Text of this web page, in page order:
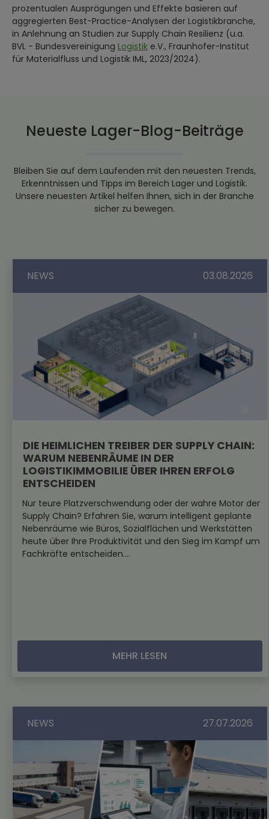
prozentualen Ausprägungen und Effekte basieren auf
aggregierten Best-Practice-Analysen der Logistikbranche,
in Anlehnung an Studien zur Supply Chain Resilienz (u.a.
BVL - Bundesvereinigung Logistik e.V., Fraunhofer-Institut
für Materialfluss und Logistik IML, 2023/2024).
Neueste Lager-Blog-Beiträge
Bleiben Sie auf dem Laufenden mit den neuesten Trends,
Erkenntnissen und Tipps im Bereich Lager und Logistik.
Unsere neuesten Artikel helfen Ihnen, sich in der Branche
sicher zu bewegen.
NEWS 03.08.2026
DIE HEIMLICHEN TREIBER DER SUPPLY CHAIN:
WARUM NEBENRÄUME IN DER
LOGISTIKIMMOBILIE ÜBER IHREN ERFOLG
ENTSCHEIDEN
Nur teure Platzverschwendung oder der wahre Motor der
Supply Chain? Erfahren Sie, warum intelligent geplante
Nebenräume wie Büros, Sozialflächen und Werkstätten
heute über Ihre Produktivität und den Sieg im Kampf um
Fachkräfte entscheiden....
MEHR LESEN
NEWS 27.07.2026